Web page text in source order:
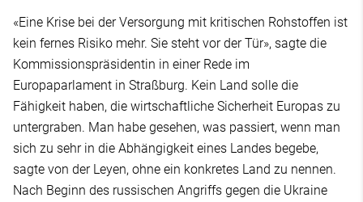
«Eine Krise bei der Versorgung mit kritischen Rohstoffen ist
kein fernes Risiko mehr. Sie steht vor der Tür», sagte die
Kommissionspräsidentin in einer Rede im
Europaparlament in Straßburg. Kein Land solle die
Fähigkeit haben, die wirtschaftliche Sicherheit Europas zu
untergraben. Man habe gesehen, was passiert, wenn man
sich zu sehr in die Abhängigkeit eines Landes begebe,
sagte von der Leyen, ohne ein konkretes Land zu nennen.
Nach Beginn des russischen Angriffs gegen die Ukraine